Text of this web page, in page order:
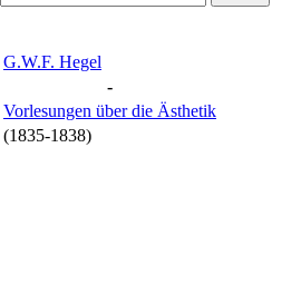
G.W.F. Hegel
-
Vorlesungen über die Ästhetik
(1835-1838)